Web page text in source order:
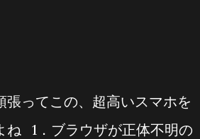
な値を入れてるだけだけ
を使ってわざわざ
いいことなのですよ という
に立ちそうなプロパティが
ってこの、超高いスマホを
ね 1．ブラウザが正体不明の